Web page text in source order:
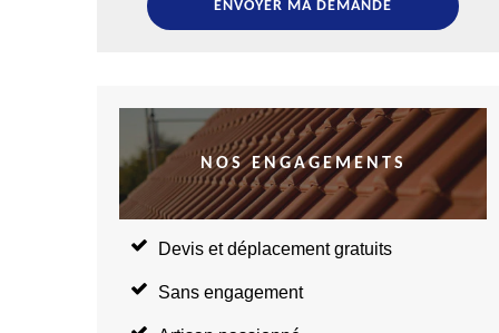
NOS ENGAGEMENTS
Devis et déplacement gratuits
Sans engagement